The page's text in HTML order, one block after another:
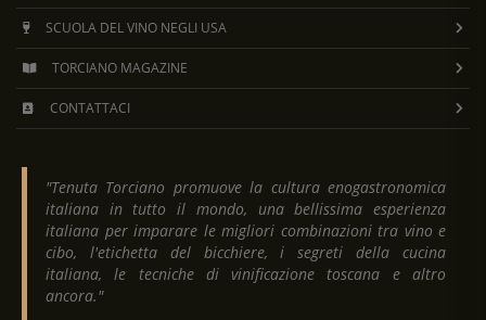
SCUOLA DEL VINO NEGLI USA
TORCIANO MAGAZINE
CONTATTACI
"Tenuta Torciano promuove la cultura enogastronomica
italiana in tutto il mondo, una bellissima esperienza
italiana per imparare le migliori combinazioni tra vino e
cibo, l'etichetta del bicchiere, i segreti della cucina
italiana, le tecniche di vinificazione toscana e altro
ancora."